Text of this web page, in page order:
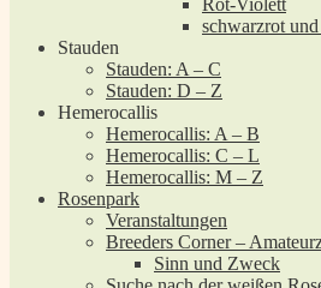
Rot-Violett
schwarzrot
Stauden
Stauden: A – C
Stauden: D – Z
Hemerocallis
Hemerocallis: A – B
Hemerocallis: C – L
Hemerocallis: M – Z
Rosenpark
Veranstaltungen
Breeders Corner –
Sinn und Zweck